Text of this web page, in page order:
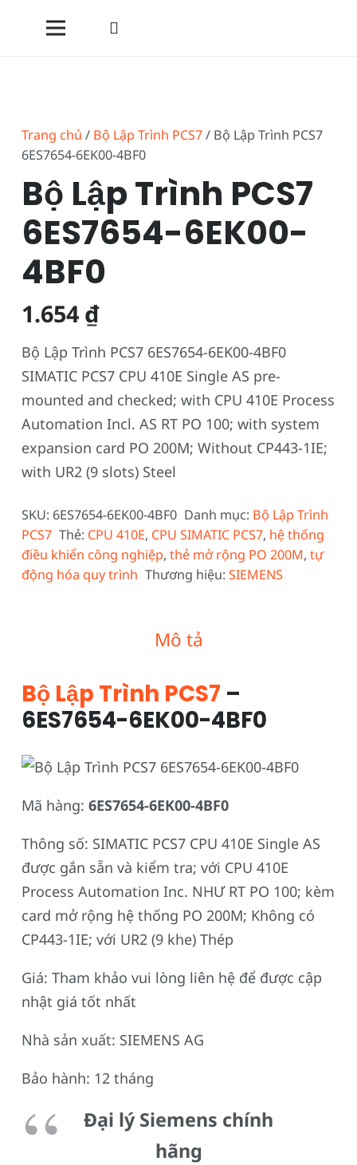
Trang chủ / Bộ Lập Trình PCS7/ Bộ Lập Trình PCS7
6ES7654-6EK00-4BF0
Bộ Lập Trình PCS7
6ES7654-6EK00-
4BF0
1.654 ₫
Bộ Lập Trình PCS7 6ES7654-6EK00-4BF0
SIMATIC PCS7 CPU 410E Single AS pre-
mounted and checked; with CPU 410E Process
Automation Incl. AS RT PO 100; with system
expansion card PO 200M; Without CP443-1IE;
with UR2 (9 slots) Steel
SKU: 6ES7654-6EK00-4BF0 Danh mục: Bộ Lập Trình
PCS7 Thẻ: CPU 410E, CPU SIMATIC PCS7, hệ thống
điều khiển công nghiệp, thẻ mở rộng PO 200M, tự
động hóa quy trình Thương hiệu:SIEMENS
Mô tả
Bộ Lập Trình PCS7 –
6ES7654-6EK00-4BF0
Mã hàng: 6ES7654-6EK00-4BF0
Thông số: SIMATIC PCS7 CPU 410E Single AS
được gắn sẵn và kiểm tra; với CPU 410E
Process Automation Inc. NHƯ RT PO 100; kèm
card mở rộng hệ thống PO 200M; Không có
CP443-1IE; với UR2 (9 khe) Thép
Giá: Tham khảo vui lòng liên hệ để được cập
nhật giá tốt nhất
Nhà sản xuất: SIEMENS AG
Bảo hành: 12 tháng
Đại lý Siemens chính
hãng